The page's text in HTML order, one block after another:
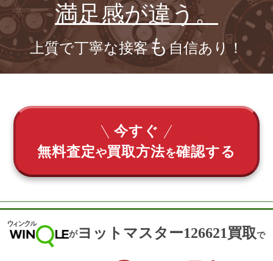
満足感が違う。
上質で丁寧な接客も自信あり！
今すぐ
無料査定や買取方法を確認する
がヨットマスター126621買取で